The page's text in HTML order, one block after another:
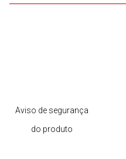
Aviso de segurança
do produto